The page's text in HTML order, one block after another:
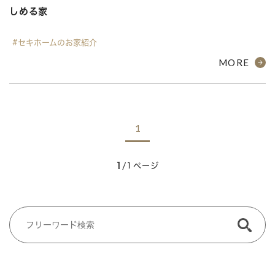
しめる家
#セキホームのお家紹介
MORE
1
/1ページ